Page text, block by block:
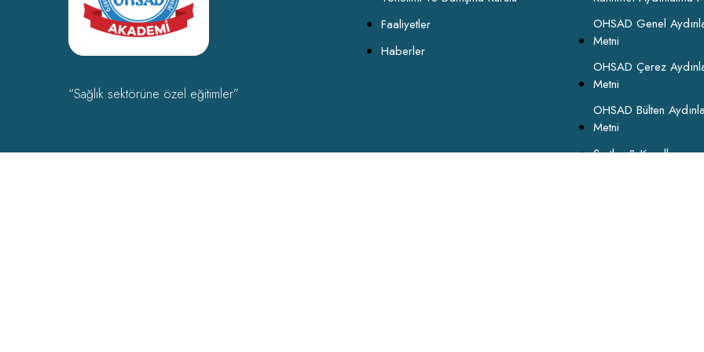
“Sağlık sektörüne özel eğitimler”
Faaliyetler
Haberler
OHSAD Genel
Metni
OHSAD Çerez
Metni
OHSAD Bülten
Metni
Şartlar & Koşullar